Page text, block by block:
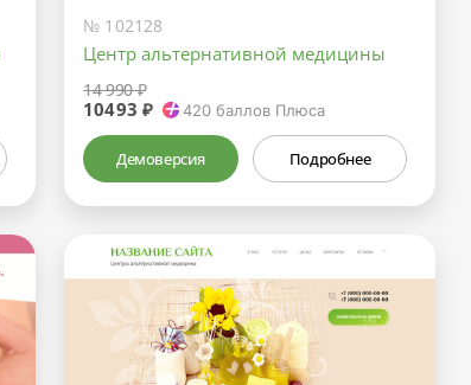
№ 102128
Центр альтернативной медицины
14 990 ₽
10493 ₽ 420 баллов Плюса
Демоверсия Подробнее